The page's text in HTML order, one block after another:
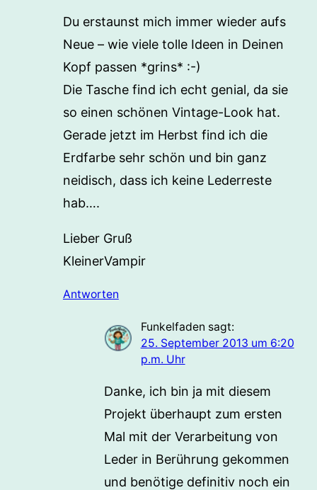
Du erstaunst mich immer wieder aufs
Neue – wie viele tolle Ideen in Deinen
Kopf passen *grins* :-)
Die Tasche find ich echt genial, da sie
so einen schönen Vintage-Look hat.
Gerade jetzt im Herbst find ich die
Erdfarbe sehr schön und bin ganz
neidisch, dass ich keine Lederreste
hab….
Lieber Gruß
KleinerVampir
Antworten
Funkelfaden sagt:
25. September 2013 um 6:20
p.m. Uhr
Danke, ich bin ja mit diesem
Projekt überhaupt zum ersten
Mal mit der Verarbeitung von
Leder in Berührung gekommen
und benötige definitiv noch ein